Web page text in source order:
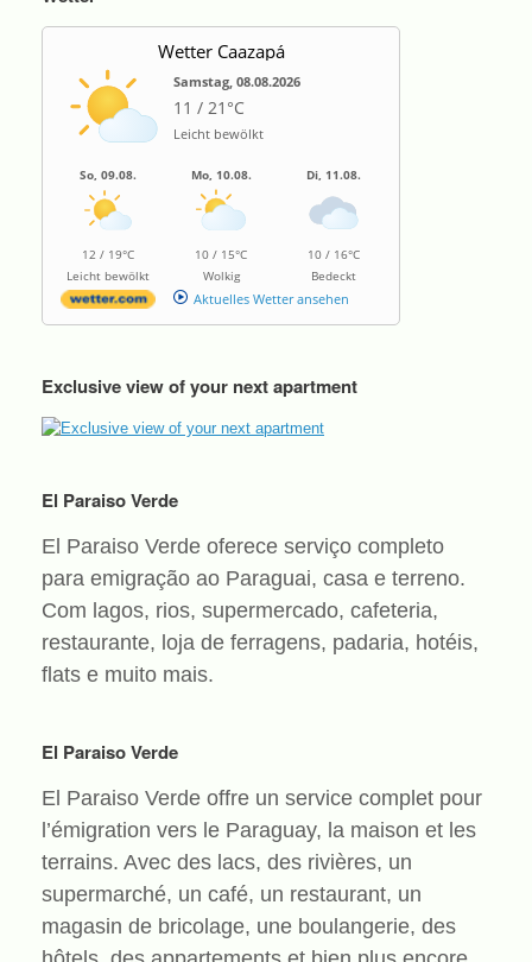
Wetter Caazapá
Samstag, 08.08.2026
11 / 21°C
Leicht bewölkt
So, 09.08.
12 / 19°C
Leicht bewölkt
Mo, 10.08.
10 / 15°C
Wolkig
Di, 11.08.
10 / 16°C
Bedeckt
Aktuelles Wetter ansehen
Exclusive view of your next apartment
El Paraiso Verde
El Paraiso Verde oferece serviço completo
para emigração ao Paraguai, casa e terreno.
Com lagos, rios, supermercado, cafeteria,
restaurante, loja de ferragens, padaria, hotéis,
flats e muito mais.
El Paraiso Verde
El Paraiso Verde offre un service complet pour
l’émigration vers le Paraguay, la maison et les
terrains. Avec des lacs, des rivières, un
supermarché, un café, un restaurant, un
magasin de bricolage, une boulangerie, des